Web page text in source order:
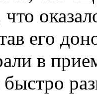
что
его
в